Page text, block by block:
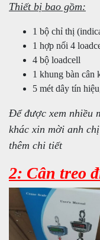
Thiết bị bao gồm:
1 bộ chỉ thị
1 hợp nối 4
4 bộ loadcell
1 khung bàn cân
5 mét dây tín
Để được xem nhiều
khác xin mời anh
thêm chi tiết
2: Cân treo